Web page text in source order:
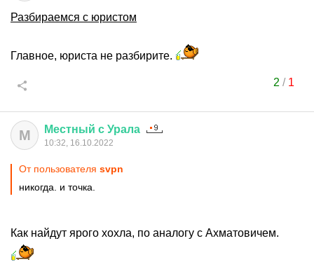
Разбираемся с юристом
Главное, юриста не разбирите.
2 / 1
М Местный с Урала
10:32, 16.10.2022
От пользователя svpn
никогда. и точка.
Как найдут ярого хохла, по аналогу с Ахматовичем.